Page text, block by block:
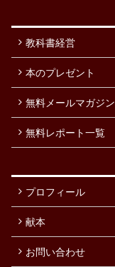
教科書経営
本のプレゼント
無料メールマガジン
無料レポート一覧
プロフィール
献本
お問い合わせ